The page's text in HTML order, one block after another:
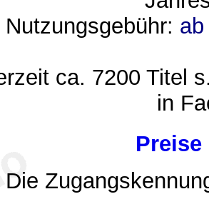
Nutzungsgebühr:
ca. 7200 Titel
in
Die